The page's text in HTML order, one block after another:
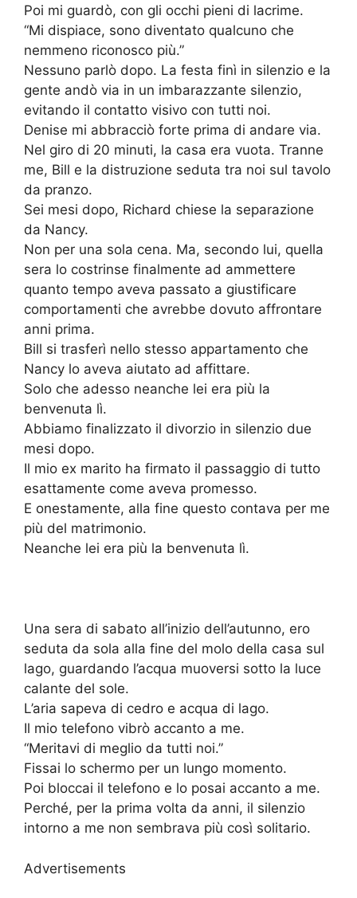
Poi mi guardò, con gli occhi pieni di lacrime.
“Mi dispiace, sono diventato qualcuno che
nemmeno riconosco più.”
Nessuno parlò dopo. La festa finì in silenzio e la
gente andò via in un imbarazzante silenzio,
evitando il contatto visivo con tutti noi.
Denise mi abbracciò forte prima di andare via.
Nel giro di 20 minuti, la casa era vuota. Tranne
me, Bill e la distruzione seduta tra noi sul tavolo
da pranzo.
Sei mesi dopo, Richard chiese la separazione
da Nancy.
Non per una sola cena. Ma, secondo lui, quella
sera lo costrinse finalmente ad ammettere
quanto tempo aveva passato a giustificare
comportamenti che avrebbe dovuto affrontare
anni prima.
Bill si trasferì nello stesso appartamento che
Nancy lo aveva aiutato ad affittare.
Solo che adesso neanche lei era più la
benvenuta lì.
Abbiamo finalizzato il divorzio in silenzio due
mesi dopo.
Il mio ex marito ha firmato il passaggio di tutto
esattamente come aveva promesso.
E onestamente, alla fine questo contava per me
più del matrimonio.
Neanche lei era più la benvenuta lì.
Una sera di sabato all’inizio dell’autunno, ero
seduta da sola alla fine del molo della casa sul
lago, guardando l’acqua muoversi sotto la luce
calante del sole.
L’aria sapeva di cedro e acqua di lago.
Il mio telefono vibrò accanto a me.
“Meritavi di meglio da tutti noi.”
Fissai lo schermo per un lungo momento.
Poi bloccai il telefono e lo posai accanto a me.
Perché, per la prima volta da anni, il silenzio
intorno a me non sembrava più così solitario.
Advertisements